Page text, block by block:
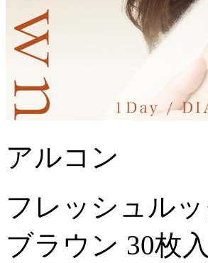
アルコン
フレッシュル
ブラウン 30枚